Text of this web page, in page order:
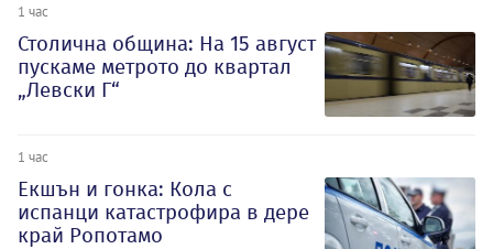
1 час
Столична община: На 15 август
пускаме метрото до квартал
„Левски Г“
1 час
Екшън и гонка: Кола с
испанци катастрофира в дере
край Ропотамо